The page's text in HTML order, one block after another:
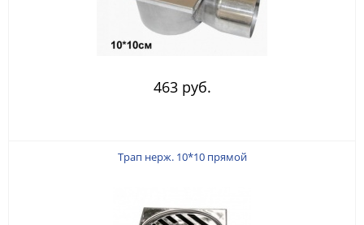
463 руб.
Трап нерж. 10*10 прямой